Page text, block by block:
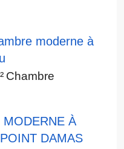
moderne à
Chambre
MODERNE À
DAMAS